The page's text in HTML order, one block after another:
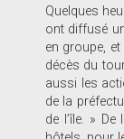
Quelques
ont diffusé
en groupe,
décès du
aussi les
de la
de l’île. »